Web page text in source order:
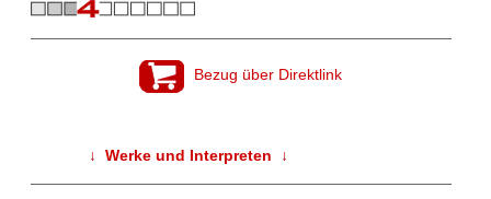
Bezug über Direktlink
↓ Werke und Interpreten ↓